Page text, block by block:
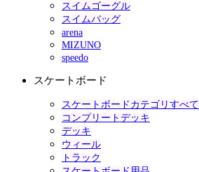
スイムゴーグル
スイムバッグ
arena
MIZUNO
speedo
スケートボード
スケートボードカテゴリすべて
コンプリートデッキ
デッキ
ウィール
トラック